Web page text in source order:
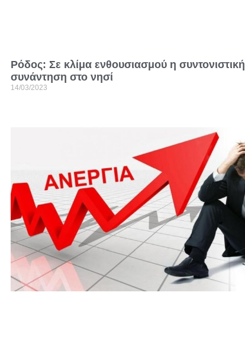
Ρόδος: Σε κλίμα ενθουσιασμού η συντονιστική
συνάντηση στο νησί
14/03/2023